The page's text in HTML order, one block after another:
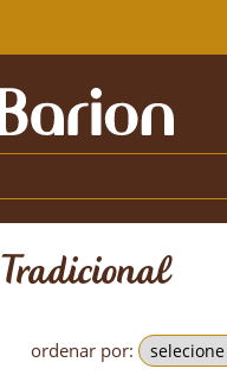
Tradicional
ordenar por: